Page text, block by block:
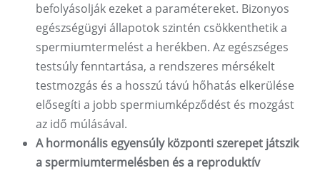
befolyásolják ezeket a paramétereket. Bizonyos
egészségügyi állapotok szintén csökkenthetik a
spermiumtermelést a herékben. Az egészséges
testsúly fenntartása, a rendszeres mérsékelt
testmozgás és a hosszú távú hőhatás elkerülése
elősegíti a jobb spermiumképződést és mozgást
az idő múlásával.
A hormonális egyensúly központi szerepet játszik
a spermiumtermelésben és a reproduktív